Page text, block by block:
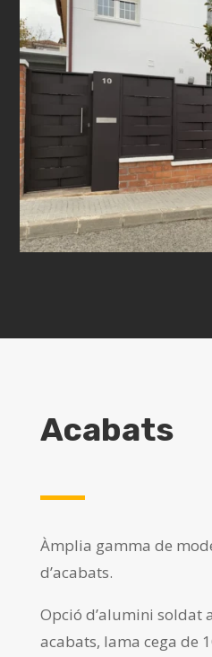
Acabats
Àmplia gamma de
d’acabats.
Opció d’alumini soldat
acabats, lama cega de